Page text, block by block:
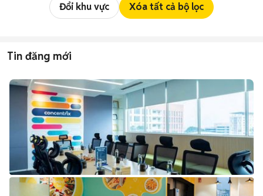
Đổi khu vực Xóa tất cả bộ lọc
Tin đăng mới